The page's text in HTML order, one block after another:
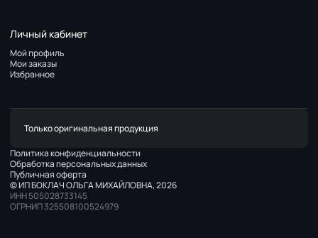
Личный кабинет
Мой профиль
Мои заказы
Избранное
Только оригинальная продукция
Политика конфиденциальности
Обработка персональных данных
Публичная оферта
© ИП БОКЛАЧ ОЛЬГА МИХАЙЛОВНА, 2026
ИНН 505028733145
ОГРНИП 325508100524979